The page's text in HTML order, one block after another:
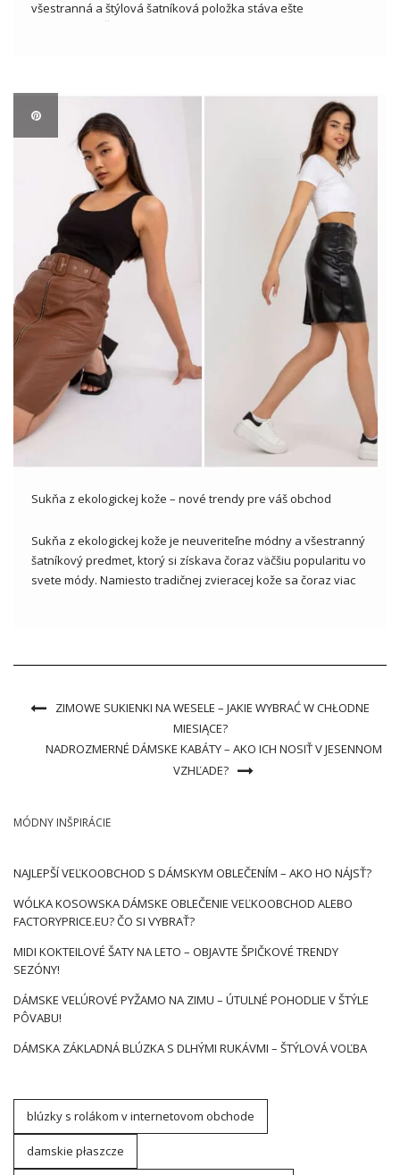
všestranná a štýlová šatníková položka stáva ešte
Sukňa z ekologickej kože – nové trendy pre váš obchod
Sukňa z ekologickej kože je neuveriteľne módny a všestranný
šatníkový predmet, ktorý si získava čoraz väčšiu popularitu vo
svete módy. Namiesto tradičnej zvieracej kože sa čoraz viac
ZIMOWE SUKIENKI NA WESELE – JAKIE WYBRAĆ W CHŁODNE
MIESIĄCE?
NADROZMERNÉ DÁMSKE KABÁTY – AKO ICH NOSIŤ V JESENNOM
VZHĽADE?
MÓDNY INŠPIRÁCIE
NAJLEPŠÍ VEĽKOOBCHOD S DÁMSKYM OBLEČENÍM – AKO HO NÁJSŤ?
WÓLKA KOSOWSKA DÁMSKE OBLEČENIE VEĽKOOBCHOD ALEBO
FACTORYPRICE.EU? ČO SI VYBRAŤ?
MIDI KOKTEILOVÉ ŠATY NA LETO – OBJAVTE ŠPIČKOVÉ TRENDY
SEZÓNY!
DÁMSKE VELÚROVÉ PYŽAMO NA ZIMU – ÚTULNÉ POHODLIE V ŠTÝLE
PÔVABU!
DÁMSKA ZÁKLADNÁ BLÚZKA S DLHÝMI RUKÁVMI – ŠTÝLOVÁ VOĽBA
blúzky s rolákom v internetovom obchode
damskie płaszcze